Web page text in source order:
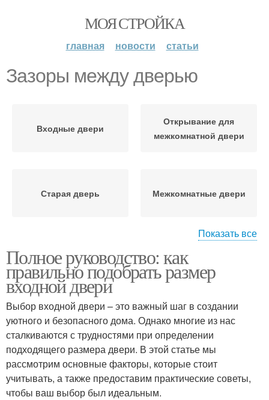
МОЯ СТРОЙКА
главная новости статьи
Зазоры между дверью
Входные двери
Открывание для
межкомнатной двери
Старая дверь Межкомнатные двери
Двери для комфортного
использования
Показать все
Полное руководство: как
правильно подобрать размер
входной двери
Выбор входной двери – это важный шаг в создании
уютного и безопасного дома. Однако многие из нас
сталкиваются с трудностями при определении
подходящего размера двери. В этой статье мы
рассмотрим основные факторы, которые стоит
учитывать, а также предоставим практические советы,
чтобы ваш выбор был идеальным.